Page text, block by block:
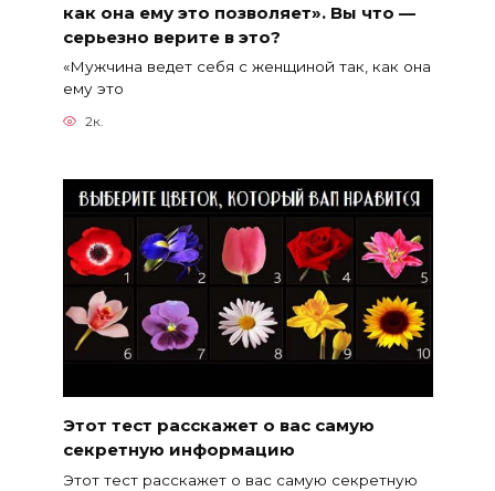
как она ему это позволяет». Вы что —
серьезно верите в это?
«Мужчина ведет себя с женщиной так, как она
ему это
2к.
Этот тест расскажет о вас самую
секретную информацию
Этот тест расскажет о вас самую секретную